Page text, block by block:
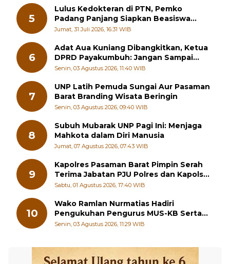
5
Lulus Kedokteran di PTN, Pemko
Padang Panjang Siapkan Beasiswa
Penuh
Jumat, 31 Juli 2026, 16:31 WIB
6
Adat Aua Kuniang Dibangkitkan, Ketua
DPRD Payakumbuh: Jangan Sampai
Generasi Muda Hilang Jati Diri
Senin, 03 Agustus 2026, 11:40 WIB
7
UNP Latih Pemuda Sungai Aur Pasaman
Barat Branding Wisata Beringin
Senin, 03 Agustus 2026, 09:40 WIB
8
Subuh Mubarak UNP Pagi Ini: Menjaga
Mahkota dalam Diri Manusia
Jumat, 07 Agustus 2026, 07:43 WIB
9
Kapolres Pasaman Barat Pimpin Serah
Terima Jabatan PJU Polres dan Kapolsek
Sungai Beremas
Sabtu, 01 Agustus 2026, 17:40 WIB
10
Wako Ramlan Nurmatias Hadiri
Pengukuhan Pengurus MUS-KB Serta
LMKB Periode 2026-2031,
Senin, 03 Agustus 2026, 11:29 WIB